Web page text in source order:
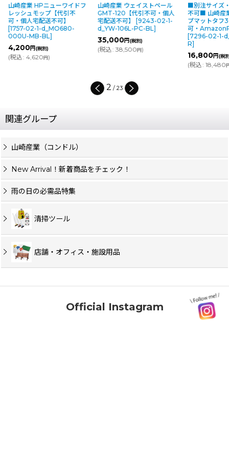
山崎産業 HPニューワイドフ
レッシュモップ【代引不
可・個人宅配送不可】
[1757-02-1-d_MO680-
000U-MB-BL]
4,200円(税別)
(税込: 4,620円)
山崎産業 ウェイストペール
GMT-120【代引不可・個人
宅配送不可】
[9243-02-1-
d_YW-106L-PC-BL]
35,000円(税別)
(税込: 38,500円)
■別注サイズ
不可■ 山崎産
プマットタフ
可・
[7296-02-1-
R]
16,800円(税
(税込: 18,480
2 / 23
関連グループ
山崎産業（コンドル）
New Arrival！新着商品をチェック！
雨の日の必需品特集
清掃ツール
店舗・オフィス・施設用品
Official Instagram